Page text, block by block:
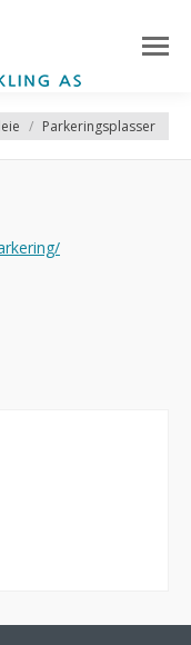
Parkeringsplasser